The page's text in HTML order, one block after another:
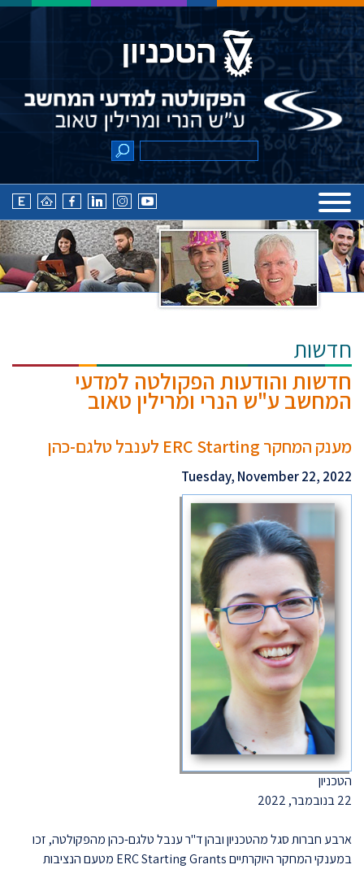
חדשות
חדשות והודעות הפקולטה למדעי
המחשב ע"ש הנרי ומרילין טאוב
מענק המחקר ERC Starting לענבל טלגם-כהן
Tuesday, November 22, 2022
הטכניון
22 בנובמבר, 2022
ארבע חברות סגל מהטכניון ובהן ד"ר ענבל טלגם-כהן מהפקולטה, זכו
במענקי המחקר היוקרתיים ERC Starting Grants מטעם הנציבות